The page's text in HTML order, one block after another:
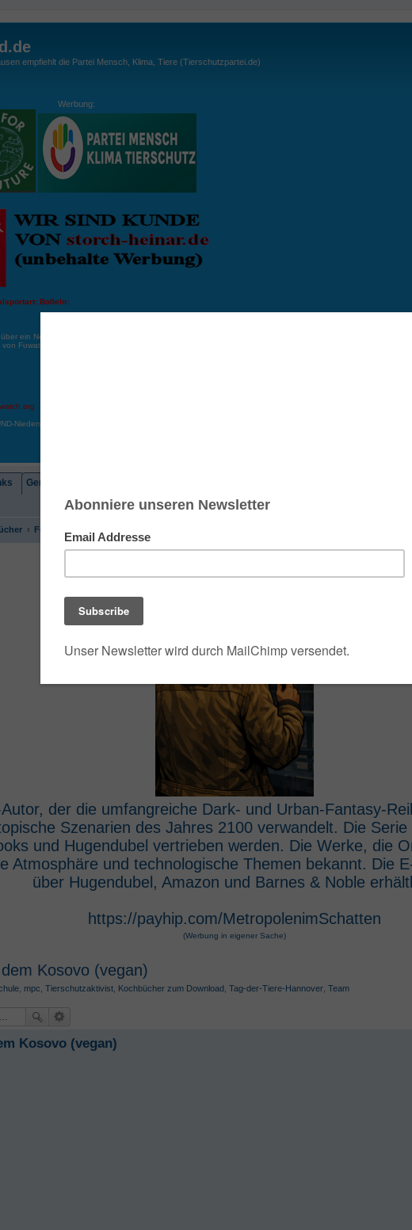
empfiehlt die Partei Mensch, Klima, Tiere (Tierschutzpartei.de)
Werbung:
Boßeln:
ein Netz gespielt. Wichtig: der Ball darf zu keiner Zeit den Boden berühren. Gespielt werden
Fuwate ist, dass der Ball ähnlich wie beim Squash, auch über die Wände gespielt werden darf.
Niedersachsen und Niedersachsen Nabu)
Gemeindebrief
Foren-Übersicht
der die umfangreiche Dark- und Urban-Fantasy-
Szenarien des Jahres 2100 verwandelt. Die
und Hugendubel vertrieben werden. Die Werke, die
Atmosphäre und technologische Themen bekannt. Die
über Hugendubel, Amazon und Barnes & Noble
https://payhip.com/MetropolenimSchatten
(Werbung in eigener Sache)
Kosovo (vegan)
, mpc, Tierschutzaktivist, Kochbücher zum Download, Tag-der-Tiere-Hannover, Team
Kosovo (vegan)